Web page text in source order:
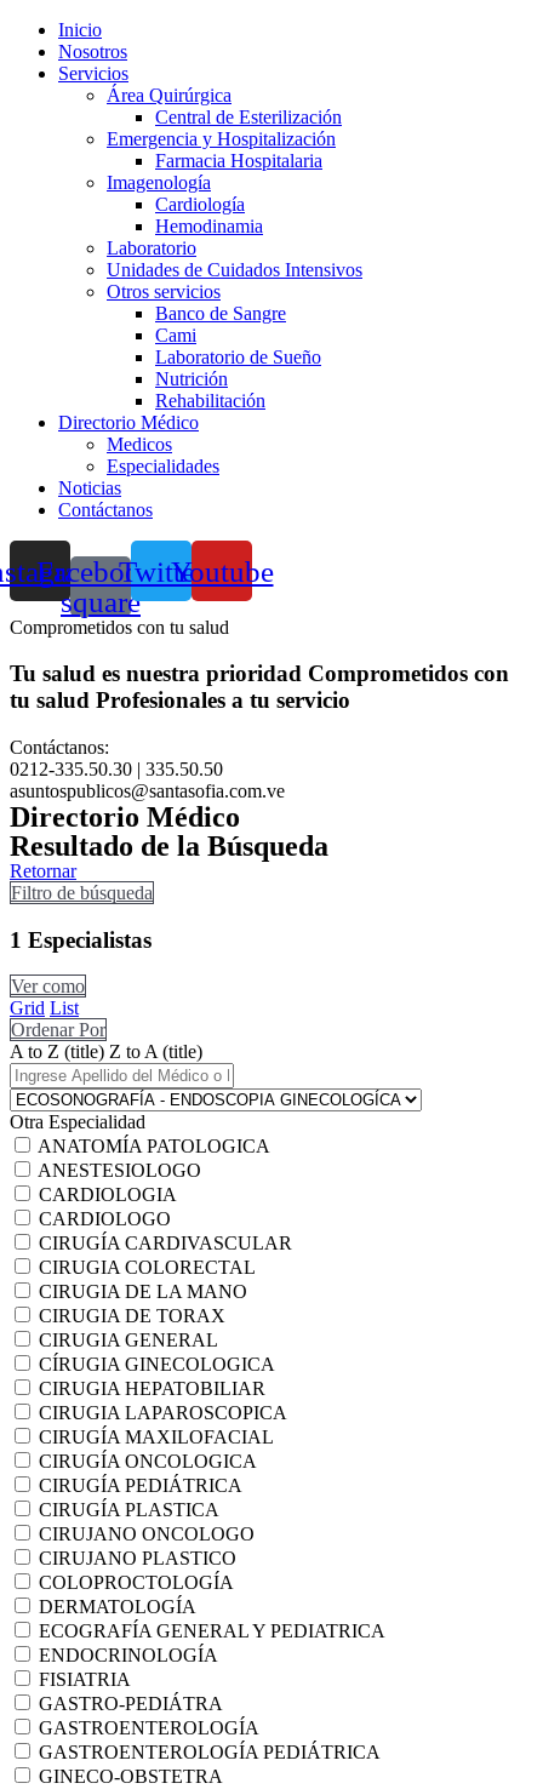
Inicio
Nosotros
Servicios
Área Quirúrgica
Central de Esterilización
Emergencia y Hospitalización
Farmacia Hospitalaria
Imagenología
Cardiología
Hemodinamia
Laboratorio
Unidades de Cuidados Intensivos
Otros servicios
Banco de Sangre
Cami
Laboratorio de Sueño
Nutrición
Rehabilitación
Directorio Médico
Medicos
Especialidades
Noticias
Contáctanos
Facebook-
square
TwitterYoutube
Comprometidos con tu salud
Tu salud es nuestra prioridad Comprometidos con
tu salud Profesionales a tu servicio
Contáctanos:
0212-335.50.30 | 335.50.50
asuntospublicos@santasofia.com.ve
Directorio Médico
Resultado de la Búsqueda
Retornar
Filtro de búsqueda
1 Especialistas
Ver como
Grid List
Ordenar Por
A to Z (title) Z to A (title)
Otra Especialidad
ANATOMÍA PATOLOGICA
ANESTESIOLOGO
CARDIOLOGIA
CARDIOLOGO
CIRUGÍA CARDIVASCULAR
CIRUGIA COLORECTAL
CIRUGIA DE LA MANO
CIRUGIA DE TORAX
CIRUGIA GENERAL
CÍRUGIA GINECOLOGICA
CIRUGIA HEPATOBILIAR
CIRUGIA LAPAROSCOPICA
CIRUGÍA MAXILOFACIAL
CIRUGÍA ONCOLOGICA
CIRUGÍA PEDIÁTRICA
CIRUGÍA PLASTICA
CIRUJANO ONCOLOGO
CIRUJANO PLASTICO
COLOPROCTOLOGÍA
DERMATOLOGÍA
ECOGRAFÍA GENERAL Y PEDIATRICA
ENDOCRINOLOGÍA
FISIATRIA
GASTRO-PEDIÁTRA
GASTROENTEROLOGÍA
GASTROENTEROLOGÍA PEDIÁTRICA
GINECO-OBSTETRA